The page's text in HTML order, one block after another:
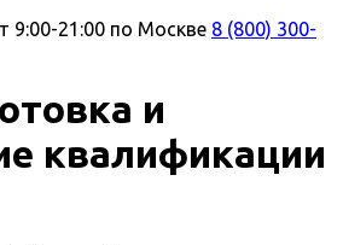
9:00-21:00 по Москве 8 (800) 300-
и
квалификации